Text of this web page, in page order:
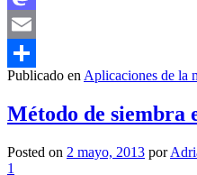
Mastodon
Email
Compartir
Publicado en Aplicaciones de la
Método de siembra
Posted on 2 mayo, 2013 por
1